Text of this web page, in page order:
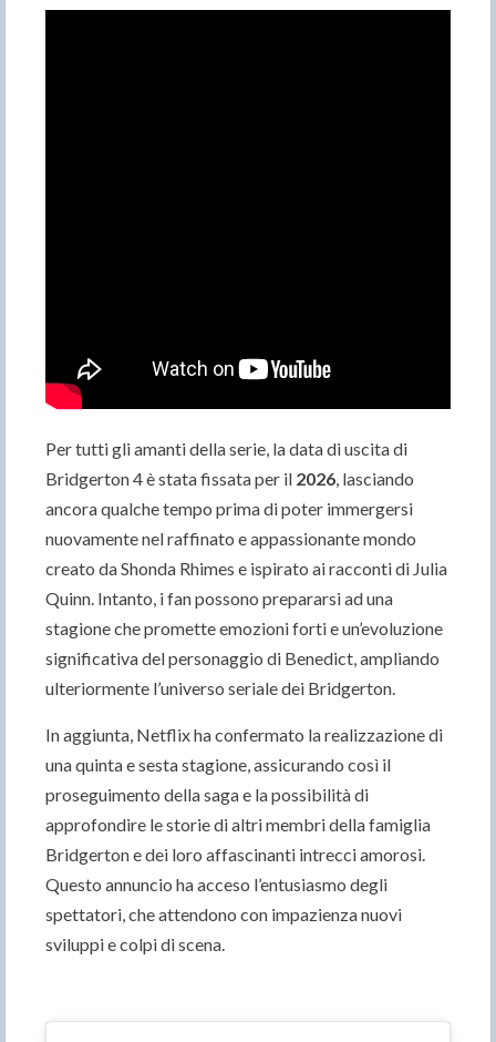
Per tutti gli amanti della serie, la data di uscita di
Bridgerton 4 è stata fissata per il 2026, lasciando
ancora qualche tempo prima di poter immergersi
nuovamente nel raffinato e appassionante mondo
creato da Shonda Rhimes e ispirato ai racconti di Julia
Quinn. Intanto, i fan possono prepararsi ad una
stagione che promette emozioni forti e un’evoluzione
significativa del personaggio di Benedict, ampliando
ulteriormente l’universo seriale dei Bridgerton.
In aggiunta, Netflix ha confermato la realizzazione di
una quinta e sesta stagione, assicurando così il
proseguimento della saga e la possibilità di
approfondire le storie di altri membri della famiglia
Bridgerton e dei loro affascinanti intrecci amorosi.
Questo annuncio ha acceso l’entusiasmo degli
spettatori, che attendono con impazienza nuovi
sviluppi e colpi di scena.